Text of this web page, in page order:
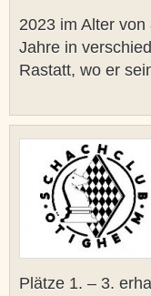
2023 im Alter
Jahre in
Rastatt, wo er
Plätze 1. – 3.